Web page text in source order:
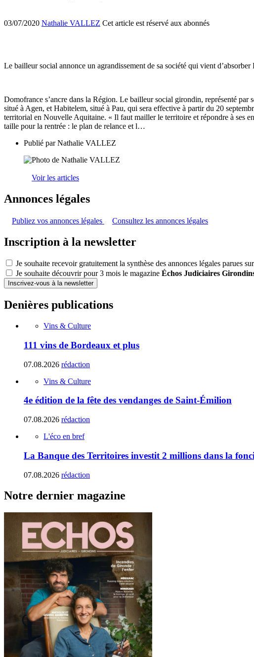
03/07/2020 Nathalie VALLEZ Cet article est réservé aux abonnés
Le bailleur social annonce un agrandissement de sa société qui vient
Domofrance s’ancre dans la Région. Le bailleur social girondin, représenté
situé à Agen, et Habitelem, situé à Pau, qui sera effective à partir du 20
territorial en Nouvelle Aquitaine. « Il faut mailler le territoire et répondre à ses
taille pour la rentrée : le plan de relance et l…
Publié parNathalie VALLEZ
Voir les articles
Annonces légales
Publiez vos annonces légales Consultez les annonces légales
Inscription à la newsletter
Je souhaite recevoir gratuitement la synthèse des annonces légales parues
Je souhaite découvrir pour 3 mois le magazine Échos Judiciaires
Inscrivez-vous à la newsletter
Denières publications
Vins & Culture
111 vins de Bordeaux et plus
07.08.2026 rédaction
Vins & Culture
4e édition de la fête des vendanges de Saint-Émilion
07.08.2026 rédaction
L'éco en bref
La Banque des Territoires investit 2 millions dans la
07.08.2026 rédaction
Notre dernier magazine